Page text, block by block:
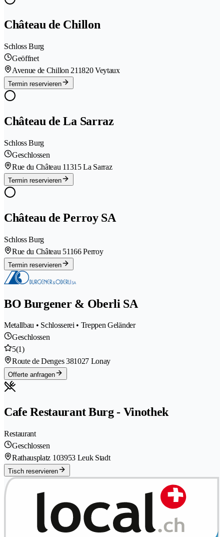
Château de Chillon
Schloss Burg
Geöffnet
Avenue de Chillon 211820 Veytaux
Termin reservieren
Château de La Sarraz
Schloss Burg
Geschlossen
Rue du Château 11315 La Sarraz
Termin reservieren
Château de Perroy SA
Schloss Burg
Rue du Château 51166 Perroy
Termin reservieren
BO Burgener & Oberli SA
Metallbau • Schlosserei • Treppen Geländer
Geschlossen
5(1)
Route de Denges 381027 Lonay
Offerte anfragen
Cafe Restaurant Burg - Vinothek
Restaurant
Geschlossen
Rathausplatz 103953 Leuk Stadt
Tisch reservieren